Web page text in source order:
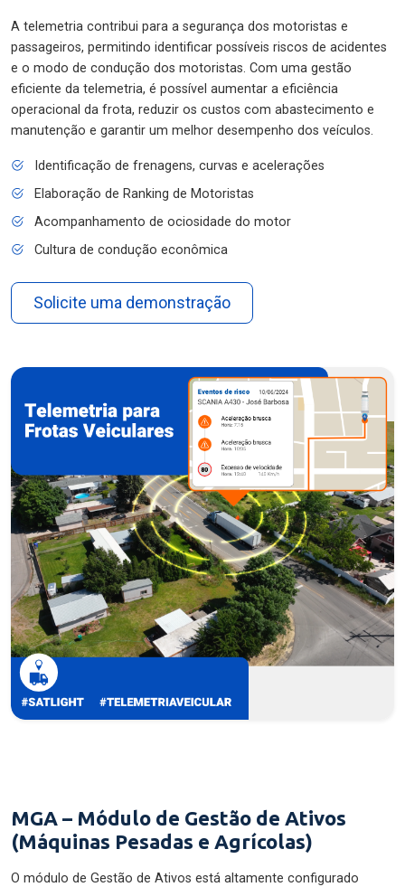
A telemetria contribui para a segurança dos motoristas e
passageiros, permitindo identificar possíveis riscos de acidentes
e o modo de condução dos motoristas. Com uma gestão
eficiente da telemetria, é possível aumentar a eficiência
operacional da frota, reduzir os custos com abastecimento e
manutenção e garantir um melhor desempenho dos veículos.
Identificação de frenagens, curvas e acelerações
Elaboração de Ranking de Motoristas
Acompanhamento de ociosidade do motor
Cultura de condução econômica
Solicite uma demonstração
MGA – Módulo de Gestão de Ativos
(Máquinas Pesadas e Agrícolas)
O módulo de Gestão de Ativos está altamente configurado